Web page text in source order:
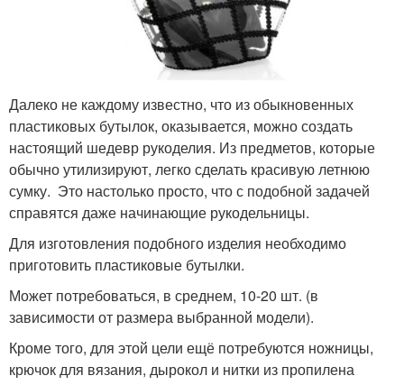
Далеко не каждому известно, что из обыкновенных
пластиковых бутылок, оказывается, можно создать
настоящий шедевр рукоделия. Из предметов, которые
обычно утилизируют, легко сделать красивую летнюю
сумку. Это настолько просто, что с подобной задачей
справятся даже начинающие рукодельницы.
Для изготовления подобного изделия необходимо
приготовить пластиковые бутылки.
Может потребоваться, в среднем, 10-20 шт. (в
зависимости от размера выбранной модели).
Кроме того, для этой цели ещё потребуются ножницы,
крючок для вязания, дырокол и нитки из пропилена